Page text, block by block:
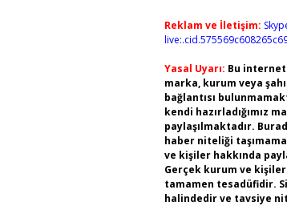
Reklam ve İletişim:
Yasal Uyarı: Bu
marka, kurum veya
bağlantısı
kendi hazırladığımız
paylaşılmaktadır.
haber niteliği
ve kişiler hakkında
Gerçek kurum ve
tamamen tesadüfidir.
halindedir ve tavsiye